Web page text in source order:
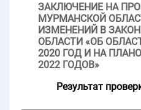
ЗАКЛЮЧЕНИЕ НА
МУРМАНСКОЙ
ИЗМЕНЕНИЙ В
ОБЛАСТИ «ОБ
2020 ГОД И НА
2022 ГОДОВ»
Результат